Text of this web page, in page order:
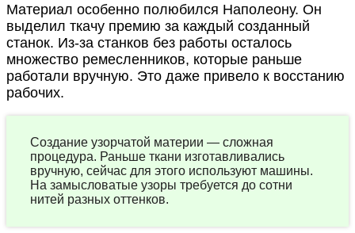
Материал особенно полюбился Наполеону. Он
выделил ткачу премию за каждый созданный
станок. Из-за станков без работы осталось
множество ремесленников, которые раньше
работали вручную. Это даже привело к восстанию
рабочих.
Создание узорчатой материи — сложная
процедура. Раньше ткани изготавливались
вручную, сейчас для этого используют машины.
На замысловатые узоры требуется до сотни
нитей разных оттенков.